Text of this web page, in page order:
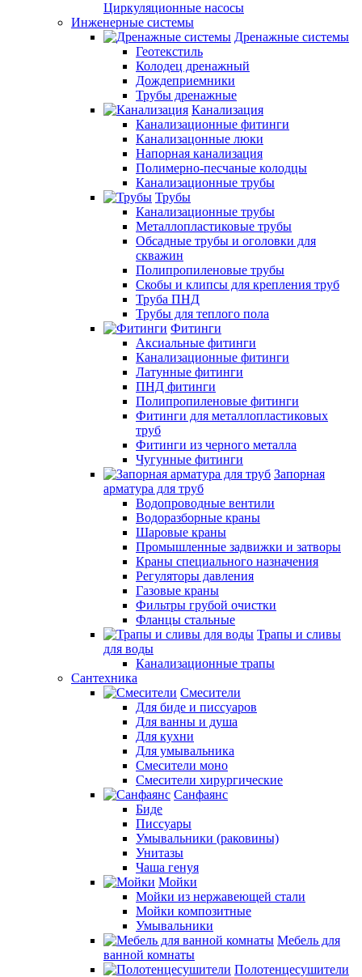
Циркуляционные насосы
Инженерные системы
Дренажные системы
Геотекстиль
Колодец дренажный
Дождеприемники
Трубы дренажные
Канализация
Канализационные фитинги
Канализацонные люки
Напорная канализация
Полимерно-песчаные колодцы
Канализационные трубы
Трубы
Канализационные трубы
Металлопластиковые трубы
Обсадные трубы и оголовки для
скважин
Полипропиленовые трубы
Скобы и клипсы для крепления труб
Труба ПНД
Трубы для теплого пола
Фитинги
Аксиальные фитинги
Канализационные фитинги
Латунные фитинги
ПНД фитинги
Полипропиленовые фитинги
Фитинги для металлопластиковых
труб
Фитинги из черного металла
Чугунные фитинги
Запорная
арматура для труб
Водопроводные вентили
Водоразборные краны
Шаровые краны
Промышленные задвижки и затворы
Краны специального назначения
Регуляторы давления
Газовые краны
Фильтры грубой очистки
Фланцы стальные
Трапы и сливы
для воды
Канализационные трапы
Сантехника
Смесители
Для биде и писсуаров
Для ванны и душа
Для кухни
Для умывальника
Смесители моно
Смесители хирургические
Санфаянс
Биде
Писсуары
Умывальники (раковины)
Унитазы
Чаша генуя
Мойки
Мойки из нержавеющей стали
Мойки композитные
Умывальники
Мебель для
ванной комнаты
Полотенцесушители